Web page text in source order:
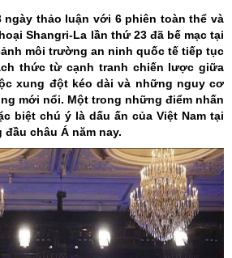
ngày thảo luận với 6 phiên toàn thể và
Shangri-La lần thứ 23 đã bế mạc tại
môi trường an ninh quốc tế tiếp tục
thức từ cạnh tranh chiến lược giữa
xung đột kéo dài và những nguy cơ
mới nổi. Một trong những điểm nhấn
biệt chú ý là dấu ấn của Việt Nam tại
châu Á năm nay.